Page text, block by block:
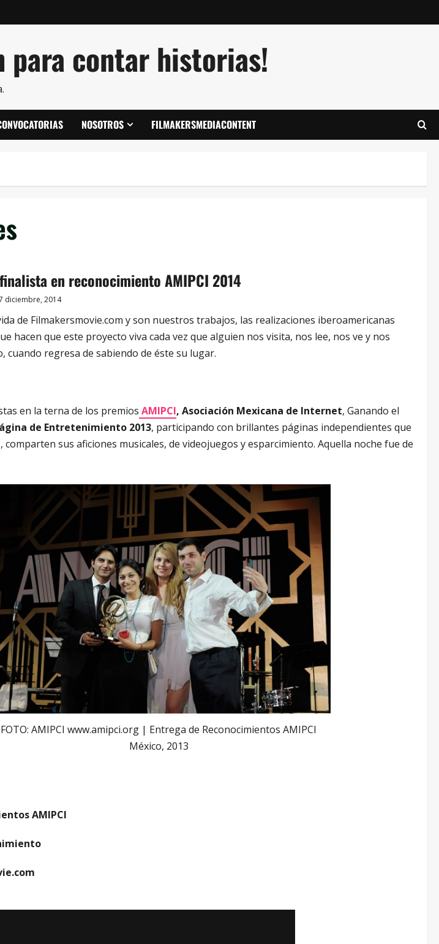
para contar historias!
NOSOTROS FILMAKERSMEDIACONTENT
en reconocimiento AMIPCI 2014
diciembre, 2014
de Filmakersmovie.com y son nuestros trabajos, las realizaciones iberoamericanas
hacen que este proyecto viva cada vez que alguien nos visita, nos lee, nos ve y nos
cuando regresa de sabiendo de éste su lugar.
en la terna de los premios AMIPCI, Asociación Mexicana de Internet, Ganando el
de Entretenimiento 2013, participando con brillantes páginas independientes que
sus aficiones musicales, de videojuegos y esparcimiento. Aquella noche fue de
FOTO: AMIPCI www.amipci.org | Entrega de Reconocimientos AMIPCI
México, 2013
AMIPCI